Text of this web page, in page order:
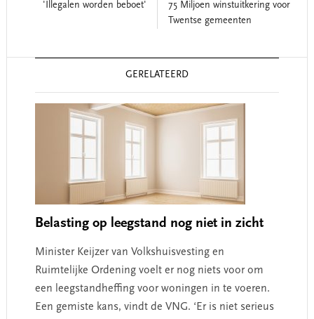
'Illegalen worden beboet'
75 Miljoen winstuitkering voor
Twentse gemeenten
GERELATEERD
Belasting op leegstand nog niet in zicht
Minister Keijzer van Volkshuisvesting en
Ruimtelijke Ordening voelt er nog niets voor om
een leegstandheffing voor woningen in te voeren.
Een gemiste kans, vindt de VNG. ‘Er is niet serieus